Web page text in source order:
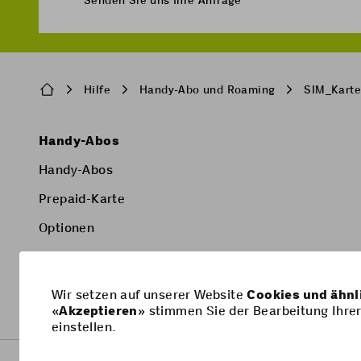
sich online
müssen sich bei der
innerhalb von 2
Breadcrumb
Hilfe Handy-Abo und Roaming SIM_Karte
Pied
page
Handy-Abos
Handy-Abos
Prepaid-Karte
Optionen
Wir setzen auf unserer WebsiteCookies und
«Akzeptieren» stimmen Sie der Bearbeitung
einstellen.